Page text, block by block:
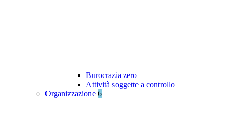
Burocrazia zero
Attività soggette a controllo
Organizzazione 6